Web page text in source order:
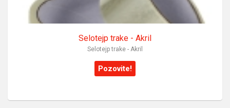
Selotejp trake - Akril
Selotejp trake - Akril
Pozovite!